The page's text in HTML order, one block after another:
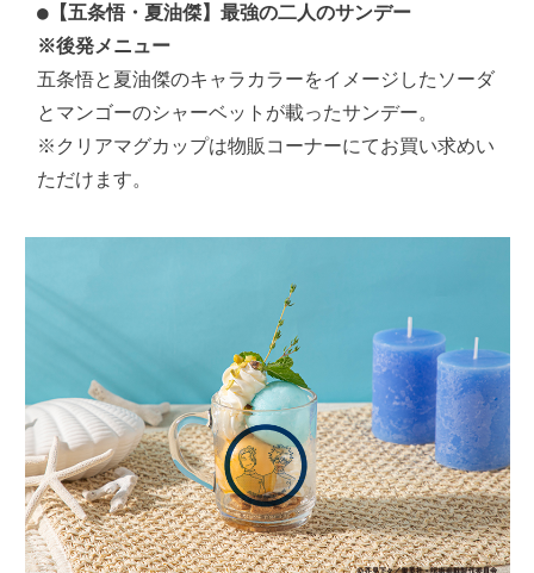
● 【五条悟・夏油傑】最強の二人のサンデー
※後発メニュー
五条悟と夏油傑のキャラカラーをイメージしたソーダ
とマンゴーのシャーベットが載ったサンデー。
※クリアマグカップは物販コーナーにてお買い求めい
ただけます。